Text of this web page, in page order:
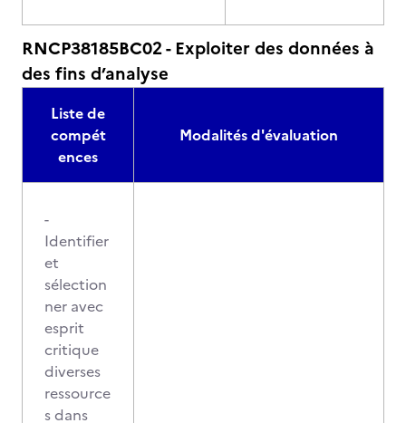
RNCP38185BC02 - Exploiter des données à
des fins d’analyse
Liste de
compét
ences
Modalités d'évaluation
-
Identifier
et
sélection
ner avec
esprit
critique
diverses
ressource
s dans